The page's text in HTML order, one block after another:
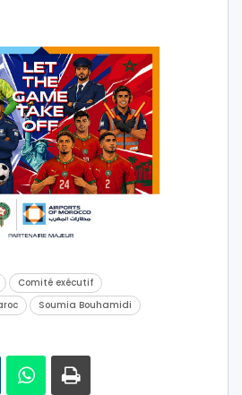
Comité exécutif
Soumia Bouhamidi